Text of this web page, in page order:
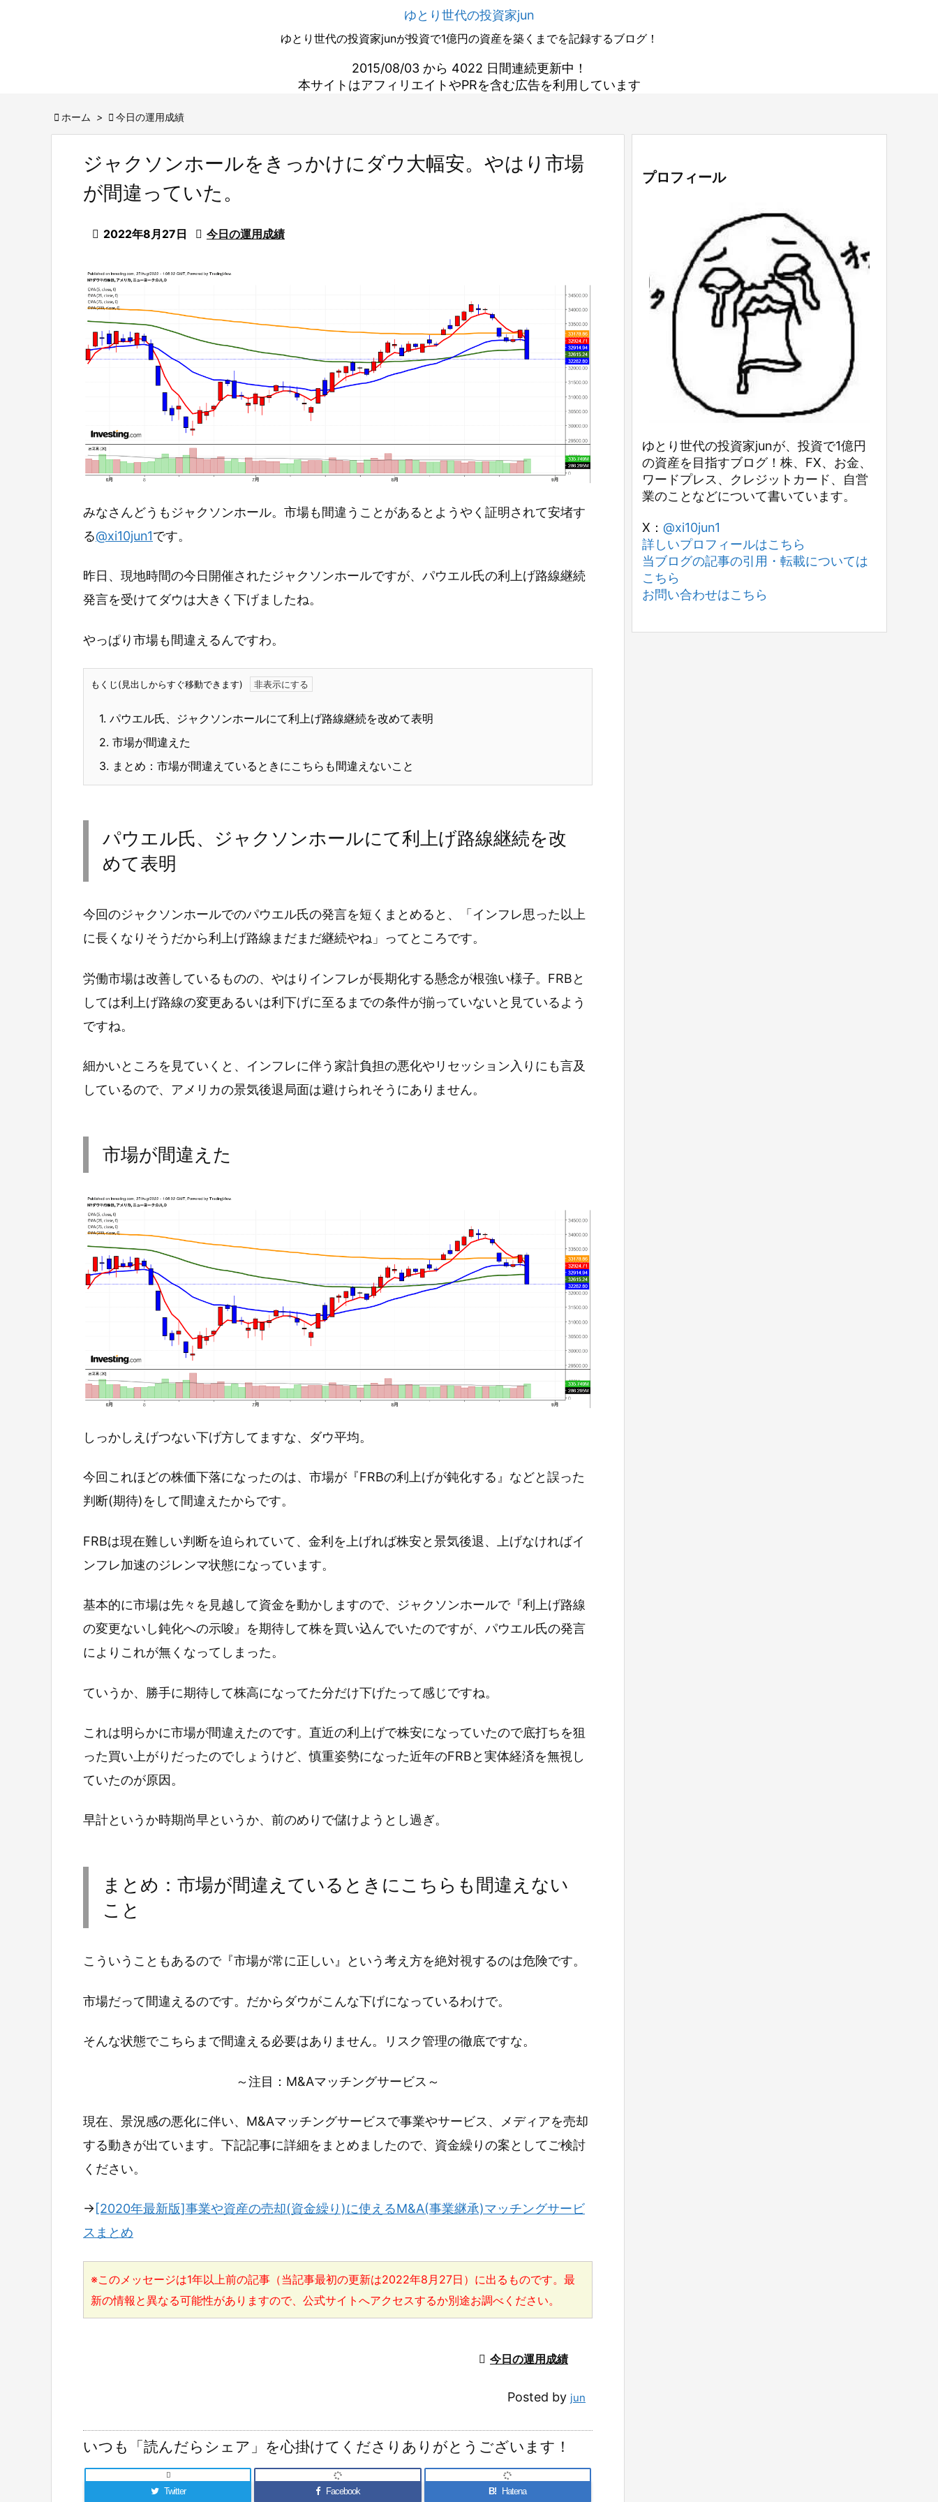
ゆとり世代の投資家jun
ゆとり世代の投資家junが投資で1億円の資産を築くまでを記録するブログ！
2015/08/03 から 4022 日間連続更新中！
本サイトはアフィリエイトやPRを含む広告を利用しています
 ホーム >  今日の運用成績
ジャクソンホールをきっかけにダウ大幅安。やはり市場
が間違っていた。
 2022年8月27日  今日の運用成績
みなさんどうもジャクソンホール。市場も間違うことがあるとようやく証明されて安堵す
る@xi10jun1です。
昨日、現地時間の今日開催されたジャクソンホールですが、パウエル氏の利上げ路線継続
発言を受けてダウは大きく下げましたね。
やっぱり市場も間違えるんですわ。
もくじ(見出しからすぐ移動できます)
1. パウエル氏、ジャクソンホールにて利上げ路線継続を改めて表明
2. 市場が間違えた
3. まとめ：市場が間違えているときにこちらも間違えないこと
パウエル氏、ジャクソンホールにて利上げ路線継続を改
めて表明
今回のジャクソンホールでのパウエル氏の発言を短くまとめると、「インフレ思った以上
に長くなりそうだから利上げ路線まだまだ継続やね」ってところです。
労働市場は改善しているものの、やはりインフレが長期化する懸念が根強い様子。FRBと
しては利上げ路線の変更あるいは利下げに至るまでの条件が揃っていないと見ているよう
ですね。
細かいところを見ていくと、インフレに伴う家計負担の悪化やリセッション入りにも言及
しているので、アメリカの景気後退局面は避けられそうにありません。
市場が間違えた
しっかしえげつない下げ方してますな、ダウ平均。
今回これほどの株価下落になったのは、市場が『FRBの利上げが鈍化する』などと誤った
判断(期待)をして間違えたからです。
FRBは現在難しい判断を迫られていて、金利を上げれば株安と景気後退、上げなければイ
ンフレ加速のジレンマ状態になっています。
基本的に市場は先々を見越して資金を動かしますので、ジャクソンホールで『利上げ路線
の変更ないし鈍化への示唆』を期待して株を買い込んでいたのですが、パウエル氏の発言
によりこれが無くなってしまった。
ていうか、勝手に期待して株高になってた分だけ下げたって感じですね。
これは明らかに市場が間違えたのです。直近の利上げで株安になっていたので底打ちを狙
った買い上がりだったのでしょうけど、慎重姿勢になった近年のFRBと実体経済を無視し
ていたのが原因。
早計というか時期尚早というか、前のめりで儲けようとし過ぎ。
まとめ：市場が間違えているときにこちらも間違えない
こと
こういうこともあるので『市場が常に正しい』という考え方を絶対視するのは危険です。
市場だって間違えるのです。だからダウがこんな下げになっているわけで。
そんな状態でこちらまで間違える必要はありません。リスク管理の徹底ですな。
～注目：M&Aマッチングサービス～
現在、景況感の悪化に伴い、M&Aマッチングサービスで事業やサービス、メディアを売却
する動きが出ています。下記記事に詳細をまとめましたので、資金繰りの案としてご検討
ください。
→[2020年最新版]事業や資産の売却(資金繰り)に使えるM&A(事業継承)マッチングサービ
スまとめ
※このメッセージは1年以上前の記事（当記事最初の更新は2022年8月27日）に出るものです。最
新の情報と異なる可能性がありますので、公式サイトへアクセスするか別途お調べください。
 今日の運用成績
Posted by jun
いつも「読んだらシェア」を心掛けてくださりありがとうございます！
Twitter

Facebook B! Hatena
プロフィール
ゆとり世代の投資家junが、投資で1億円
の資産を目指すブログ！株、FX、お金、
ワードプレス、クレジットカード、自営
業のことなどについて書いています。
X： @xi10jun1
詳しいプロフィールはこちら
当ブログの記事の引用・転載については
こちら
お問い合わせはこちら